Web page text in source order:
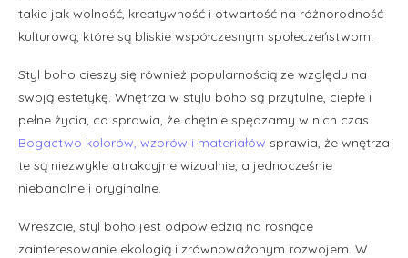
takie jak wolność, kreatywność i otwartość na różnorodność
kulturową, które są bliskie współczesnym społeczeństwom.
Styl boho cieszy się również popularnością ze względu na
swoją estetykę. Wnętrza w stylu boho są przytulne, ciepłe i
pełne życia, co sprawia, że chętnie spędzamy w nich czas.
Bogactwo kolorów, wzorów i materiałów sprawia, że wnętrza
te są niezwykle atrakcyjne wizualnie, a jednocześnie
niebanalne i oryginalne.
Wreszcie, styl boho jest odpowiedzią na rosnące
zainteresowanie ekologią i zrównoważonym rozwojem. W